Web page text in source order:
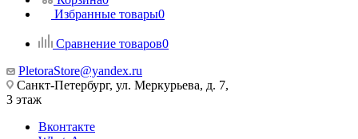
Избранные товары0
Сравнение товаров0
PletoraStore@yandex.ru
Санкт-Петербург, ул. Меркурьева, д. 7,
3 этаж
Вконтакте